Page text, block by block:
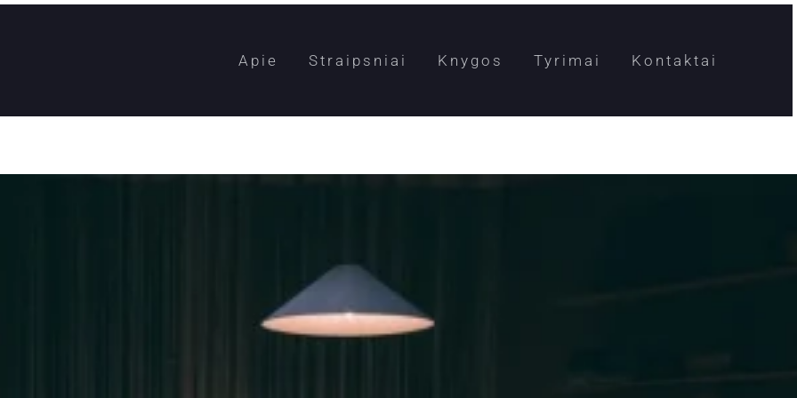
Apie Straipsniai Knygos Tyrimai Kontaktai